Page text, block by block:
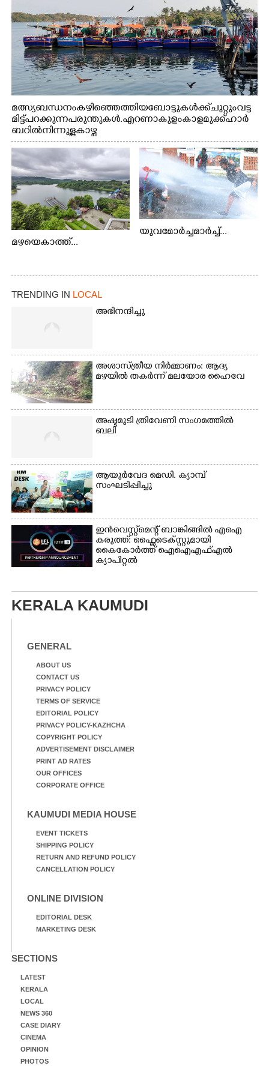
മത്സ്യബന്ധനം കഴിഞ്ഞെത്തിയ ബോട്ടുകൾക്ക് ചുറ്റും വട്ട
മിട്ട് പറക്കുന്ന പരുന്തുകൾ. എറണാകുളം കാളമുക്ക് ഹാർ
ബറിൽ നിന്നുള്ള കാഴ്ച
മഴയെകാത്ത്...
യുവമോർച്ചമാർച്ച്...
TRENDING IN LOCAL
അഭിനന്ദിച്ചു
അശാസ്ത്രീയ നിർമ്മാണം: ആദ്യ
മഴയിൽ തകർന്ന് മലയോര ഹൈവേ
അഷ്ടമുടി ത്രിവേണി സംഗമത്തിൽ
ബലി
ആയുർവേദ മെഡി. ക്യാമ്പ്
സംഘടിപ്പിച്ചു
ഇൻവെസ്റ്റ്മെന്റ് ബാങ്കിങ്ങിൽ എഐ
കരുത്ത്: ഫ്ലൈടെക്സ്റ്റുമായി
കൈകോർത്ത് ഐഐഎഫ്എൽ
ക്യാപിറ്റൽ
KERALA KAUMUDI
GENERAL
ABOUT US
CONTACT US
PRIVACY POLICY
TERMS OF SERVICE
EDITORIAL POLICY
PRIVACY POLICY-KAZHCHA
COPYRIGHT POLICY
ADVERTISEMENT DISCLAIMER
PRINT AD RATES
OUR OFFICES
CORPORATE OFFICE
KAUMUDI MEDIA HOUSE
EVENT TICKETS
SHIPPING POLICY
RETURN AND REFUND POLICY
CANCELLATION POLICY
ONLINE DIVISION
EDITORIAL DESK
MARKETING DESK
SECTIONS
LATEST
KERALA
LOCAL
NEWS 360
CASE DIARY
CINEMA
OPINION
PHOTOS